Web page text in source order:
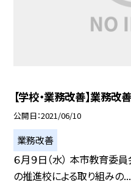
【学校・業務改善】業務
公開日 2021/06/10
業務改善
６月９日（水） 本市教育委
の推進校による取り組みの...